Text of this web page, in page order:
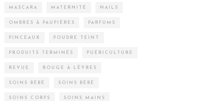
MASCARA MATERNITÉ NAILS
OMBRES À PAUPIÈRES PARFUMS
PINCEAUX POUDRE TEINT
PRODUITS TERMINÉS PUÉRICULTURE
REVUE ROUGE À LÈVRES
SOINS BÉBÉ SOINS BÉBÉ
SOINS CORPS SOINS MAINS